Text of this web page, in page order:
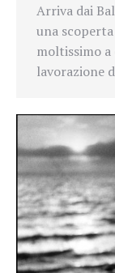
Arriva dai
una
moltissimo
lavorazione